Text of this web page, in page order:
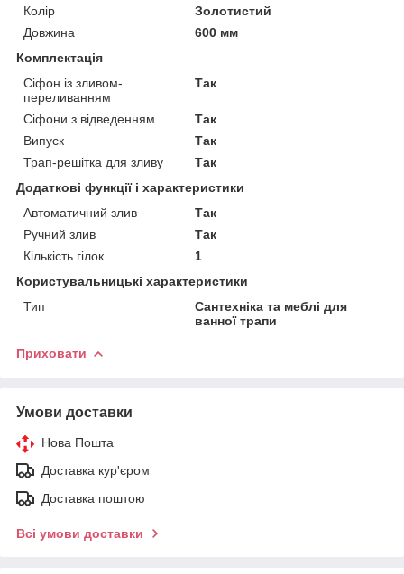
Колір
Золотистий
Довжина
600 мм
Комплектація
Сіфон із зливом-
переливанням
Так
Сіфони з відведенням
Так
Випуск
Так
Трап-решітка для зливу
Так
Додаткові функції і характеристики
Автоматичний злив
Так
Ручний злив
Так
Кількість гілок
1
Користувальницькі характеристики
Тип
Сантехніка та меблі для
ванної трапи
Приховати
Умови доставки
Нова Пошта
Доставка кур'єром
Доставка поштою
Всі умови доставки